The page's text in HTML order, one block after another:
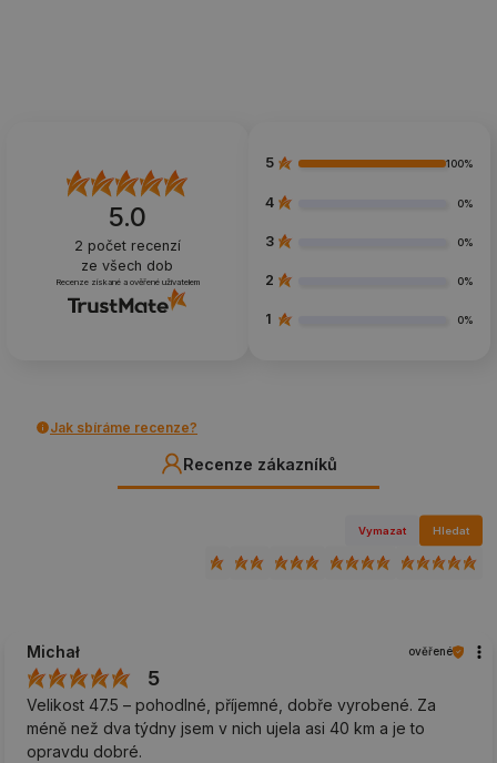
5.0
2 počet recenzí
ze všech dob
Recenze získané a ověřené uživatelem
5 100%
4 0%
3 0%
2 0%
1 0%
Jak sbíráme recenze?
Recenze zákazníků
Vymazat Hledat
Michał ověřené
5
Velikost 47.5 – pohodlné, příjemné, dobře vyrobené. Za
méně než dva týdny jsem v nich ujela asi 40 km a je to
opravdu dobré.